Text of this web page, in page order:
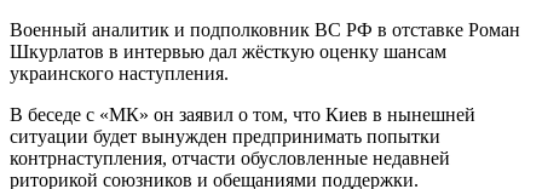
Военный аналитик и подполковник ВС РФ в отставке Роман
Шкурлатов в интервью дал жёсткую оценку шансам
украинского наступления.
В беседе с «МК» он заявил о том, что Киев в нынешней
ситуации будет вынужден предпринимать попытки
контрнаступления, отчасти обусловленные недавней
риторикой союзников и обещаниями поддержки.